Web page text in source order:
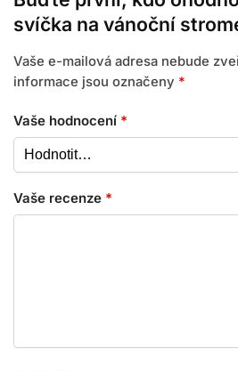
svíčka na vánoční
Vaše e-mailová adresa nebude
informace jsou označeny *
Vaše hodnocení *
Vaše recenze *